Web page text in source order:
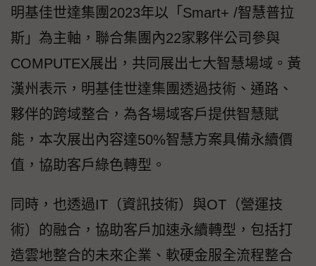
明基佳世達集團2023年以「Smart+ /智慧普拉
斯」為主軸，聯合集團內22家夥伴公司參與
COMPUTEX展出，共同展出七大智慧場域。黃
漢州表示，明基佳世達集團透過技術、通路、
夥伴的跨域整合，為各場域客戶提供智慧賦
能，本次展出內容達50%智慧方案具備永續價
值，協助客戶綠色轉型。
同時，也透過IT（資訊技術）與OT（營運技
術）的融合，協助客戶加速永續轉型，包括打
造雲地整合的未來企業、軟硬金服全流程整合